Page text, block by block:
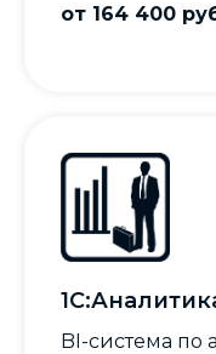
от 164 400
BI-система по